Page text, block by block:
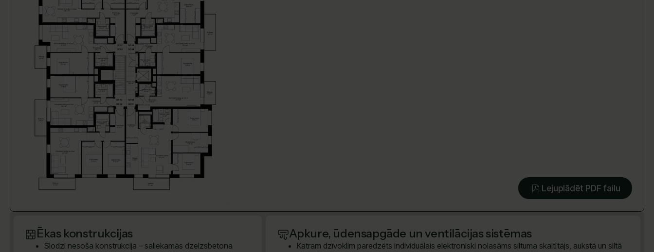
Lejuplādēt PDF failu
Ēkas konstrukcijas
Slodzi nesoša konstrukcija – saliekamās dzelzsbetona
Apkure, ūdensapgāde un ventilācijas sistēmas
Katram dzīvoklim paredzēts individuālais elektroniski nolasāms siltuma skaitītājs, aukstā un siltā